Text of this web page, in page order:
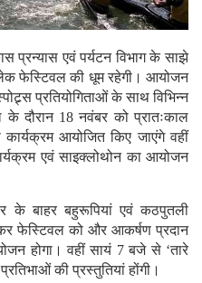
प्रन्यास एवं पर्यटन विभाग के साझे
फेस्टिवल की धूम रहेगी। आयोजन
प्रतियोगिताओं के साथ विभिन्न
दौरान 18 नवंबर को प्रातःकाल
कार्यक्रम आयोजित किए जाएंगे वहीं
एवं साइक्लोथोन का आयोजन
के बाहर बहुरूपियां एवं कठपुतली
फेस्टिवल को और आकर्षण प्रदान
होगा। वहीं सायं 7 बजे से ‘तारे
की प्रस्तुतियां होंगी।